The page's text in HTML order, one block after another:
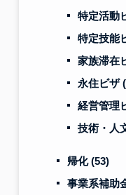
特定活動
特定技能
家族滞在
永住ビザ
経営管理
技術・人
帰化(53)
事業系補助